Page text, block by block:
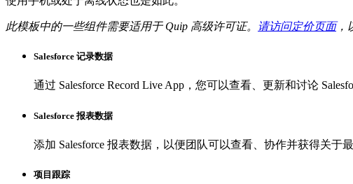
此模板中的一些组件需要适用于 Quip 高级许可证。 请访问定价页面，
Salesforce 记录数据
通过 Salesforce Record Live App，您可以查看、更新和讨论
Salesforce 报表数据
添加 Salesforce 报表数据，以便团队可以查看、协作并获得关于
项目跟踪